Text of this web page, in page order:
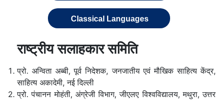
Classical Languages
राष्ट्रीय सलाहकार समिति
प्रो. अन्विता अब्बी, पूर्व निदेशक, जनजातीय एवं मौखिक साहित्य केंद्र,
साहित्य अकादेमी, नई दिल्ली
प्रो. पंचानन मोहंती, अंग्रेजी विभाग, जीएलए विश्वविद्यालय, मथुरा, उत्तर